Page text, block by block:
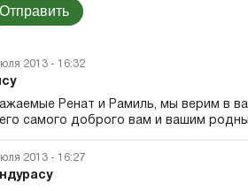
Отправить
2013 - 16:32
Ренат и Рамиль, мы верим в
самого доброго вам и вашим
2013 - 16:27